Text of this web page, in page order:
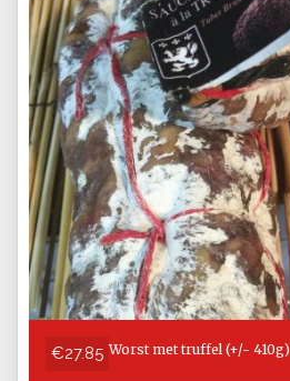
€27.85 Worst met truffel (+/- 410g)